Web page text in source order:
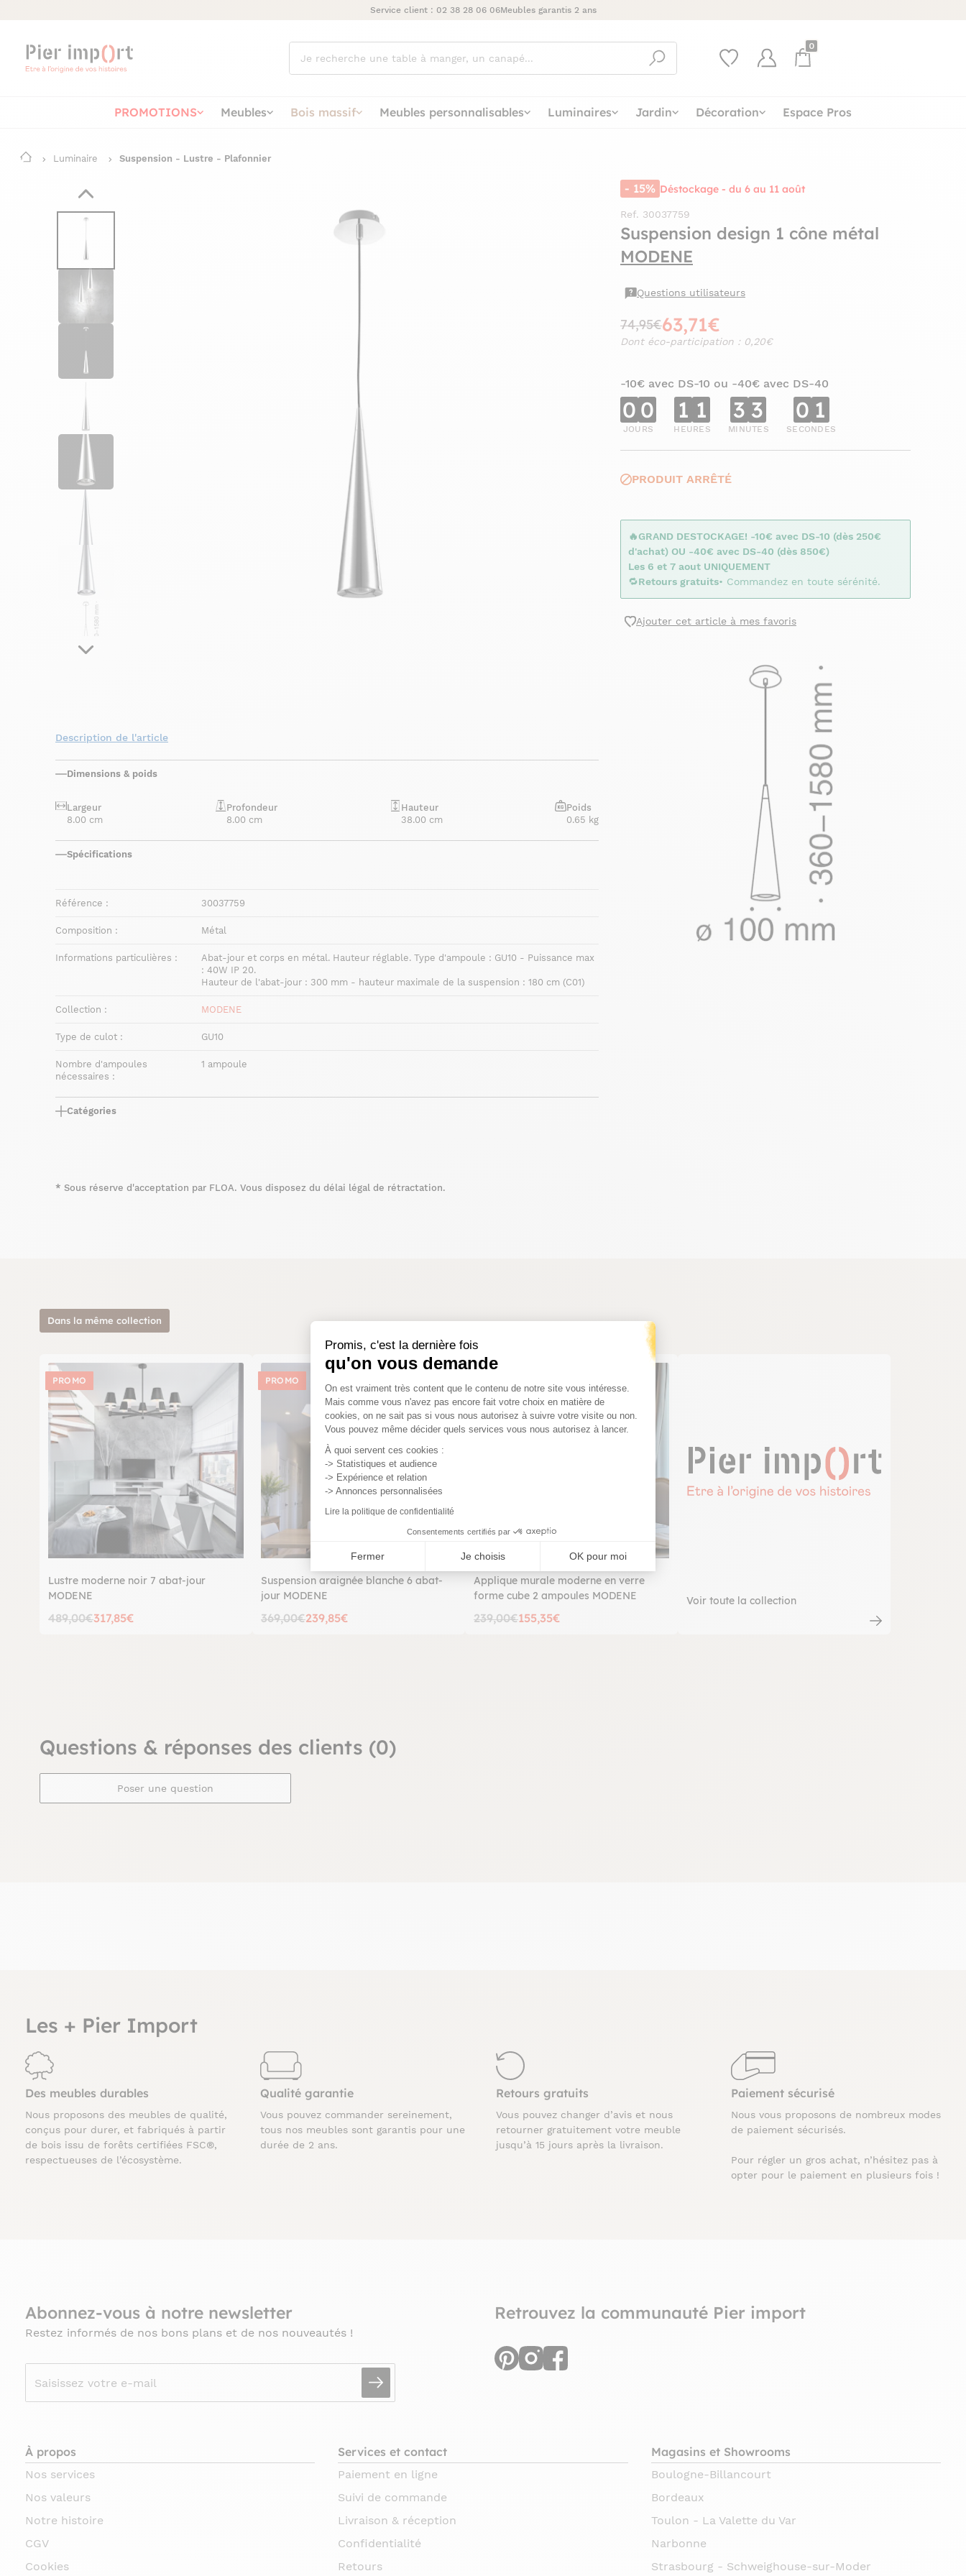
Promis, c'est la dernière fois
qu'on vous demande
Plateforme de Gestion du Consentement : Personnalisez vos Options
On est vraiment très content que le contenu de notre site vous intéresse.
Mais comme vous n'avez pas encore fait votre choix en matière de
cookies, on ne sait pas si vous nous autorisez à suivre votre visite ou non.
Vous pouvez même décider quels services vous nous autorisez à lancer.
À quoi servent ces cookies :
-> Statistiques et audience
-> Expérience et relation
-> Annonces personnalisées
Lire la politique de confidentialité
Consentements certifiés par
Fermer Je choisis OK pour moi
Service client : 02 38 28 06 06Meubles garantis 2 ans
cherchez
vous ?
0
PROMOTIONS Meubles Bois massif Meubles personnalisables Luminaires Jardin Décoration Espace Pros
Luminaire Suspension - Lustre - Plafonnier
- 15% Déstockage - du 6 au 11 août
Ref. 30037759
Suspension design 1 cône métal
MODENE
Questions utilisateurs
74,95€63,71€
Dont éco-participation : 0,20€
-10€ avec DS-10 ou -40€ avec DS-40
0 0
JOURS
1 1
HEURES
3 3
MINUTES
0 0
SECONDES
PRODUIT ARRÊTÉ
🔥GRAND DESTOCKAGE! -10€ avec DS-10 (dès 250€
d'achat) OU -40€ avec DS-40 (dès 850€)
Les 6 et 7 aout UNIQUEMENT
🔁Retours gratuits• Commandez en toute sérénité.
Ajouter cet article à mes favoris
Description de l'article
Dimensions & poids
Largeur
8.00 cm
Profondeur
8.00 cm
Hauteur
38.00 cm
Poids
0.65 kg
Spécifications
Référence : 30037759
Composition : Métal
Informations particulières :
Abat-jour et corps en métal. Hauteur réglable. Type d'ampoule : GU10 - Puissance max
: 40W IP 20.
Hauteur de l'abat-jour : 300 mm - hauteur maximale de la suspension : 180 cm (C01)
Collection : MODENE
Type de culot : GU10
Nombre d'ampoules
nécessaires :
1 ampoule
Catégories
* Sous réserve d'acceptation par FLOA. Vous disposez du délai légal de rétractation.
Dans la même collection
PROMO
Lustre moderne noir 7 abat-jour
MODENE
489,00€317,85€
PROMO
Suspension araignée blanche 6 abat-
jour MODENE
369,00€239,85€
Applique murale moderne en verre
forme cube 2 ampoules MODENE
239,00€155,35€
Voir toute la collection
Questions & réponses des clients (0)
Poser une question
Les + Pier Import
Des meubles durables
Nous proposons des meubles de qualité,
conçus pour durer, et fabriqués à partir
de bois issu de forêts certifiées FSC®,
respectueuses de l’écosystème.
Qualité garantie
Vous pouvez commander sereinement,
tous nos meubles sont garantis pour une
durée de 2 ans.
Retours gratuits
Vous pouvez changer d’avis et nous
retourner gratuitement votre meuble
jusqu’à 15 jours après la livraison.
Paiement sécurisé
Nous vous proposons de nombreux modes
de paiement sécurisés.
Pour régler un gros achat, n’hésitez pas à
opter pour le paiement en plusieurs fois !
Abonnez-vous à notre newsletter
Restez informés de nos bons plans et de nos nouveautés !
Retrouvez la communauté Pier import
À propos
Nos services
Nos valeurs
Notre histoire
CGV
Cookies
Services et contact
Paiement en ligne
Suivi de commande
Livraison & réception
Confidentialité
Retours
Magasins et Showrooms
Boulogne-Billancourt
Bordeaux
Toulon - La Valette du Var
Narbonne
Strasbourg - Schweighouse-sur-Moder